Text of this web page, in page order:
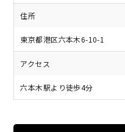
住所
東京都港区六本木6-10-1
アクセス
六本木駅より徒歩4分